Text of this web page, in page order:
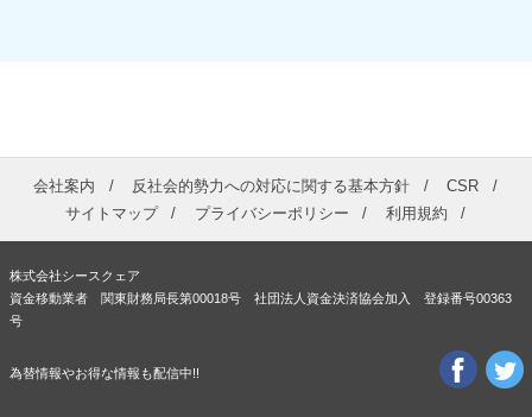
会社案内 反社会的勢力への対応に関する基本方針
CSR
サイトマップ
プライバシーポリシー 利用規約
株式会社シースクェア
資金移動業者 関東財務局長第00018号 社団法人資金決済協会加入 登録番号00363
号
為替情報やお得な情報も配信中!!